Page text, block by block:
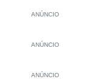
ANÚNCIO
ANÚNCIO
ANÚNCIO